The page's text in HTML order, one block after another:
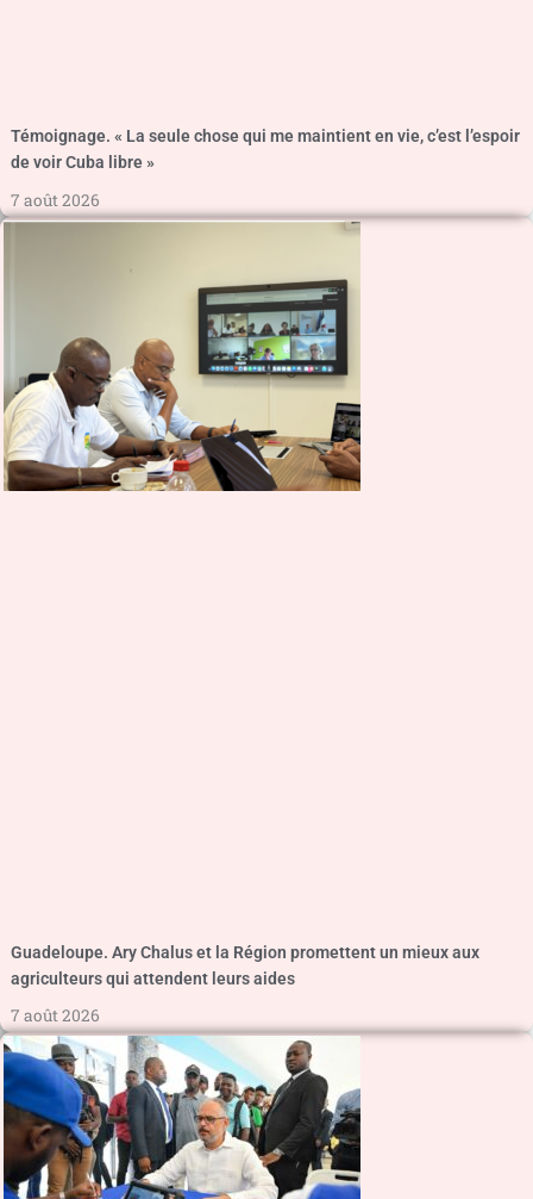
Témoignage. « La seule chose qui me maintient en vie, c’est l’espoir
de voir Cuba libre »
7 août 2026
Guadeloupe. Ary Chalus et la Région promettent un mieux aux
agriculteurs qui attendent leurs aides
7 août 2026